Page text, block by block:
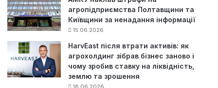
агропідприємства Полтавщини та
Київщини за ненадання інформації
15.06.2026
HarvEast після втрати активів: як
агрохолдинг зібрав бізнес заново і
чому зробив ставку на ліквідність,
землю та зрошення
18.06.2026